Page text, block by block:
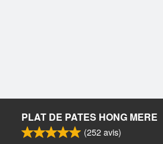
PLAT DE PATES HONG MERE
(252avis)